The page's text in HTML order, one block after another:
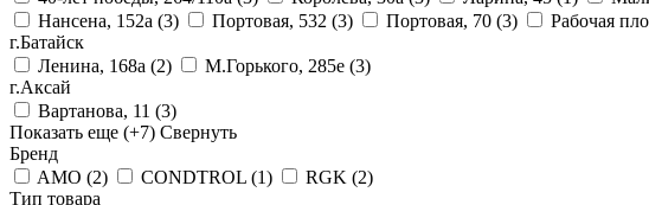
Нансена, 152а (3) Портовая, 532 (3) Портовая, 70 (3) Рабочая
г.Батайск
Ленина, 168а (2) М.Горького, 285е (3)
г.Аксай
Вартанова, 11 (3)
Показать еще (+7) Свернуть
Бренд
AMO (2) CONDTROL (1) RGK (2)
Тип товара